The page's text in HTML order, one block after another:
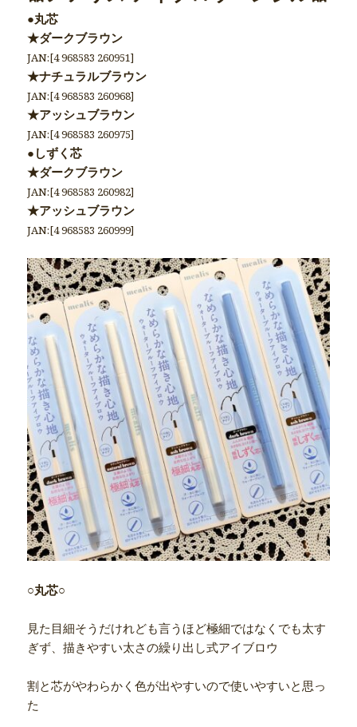
●丸芯
★ダークブラウン
JAN:[4 968583 260951]
★ナチュラルブラウン
JAN:[4 968583 260968]
★アッシュブラウン
JAN:[4 968583 260975]
●しずく芯
★ダークブラウン
JAN:[4 968583 260982]
★アッシュブラウン
JAN:[4 968583 260999]
○丸芯○
見た目細そうだけれども言うほど極細ではなくでも太す
ぎず、描きやすい太さの繰り出し式アイブロウ
割と芯がやわらかく色が出やすいので使いやすいと思っ
た